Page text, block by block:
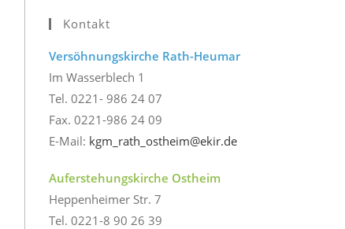
Kontakt
Versöhnungskirche Rath-Heumar
Im Wasserblech 1
Tel. 0221- 986 24 07
Fax. 0221-986 24 09
E-Mail: kgm_rath_ostheim@ekir.de
Auferstehungskirche Ostheim
Heppenheimer Str. 7
Tel. 0221-8 90 26 39